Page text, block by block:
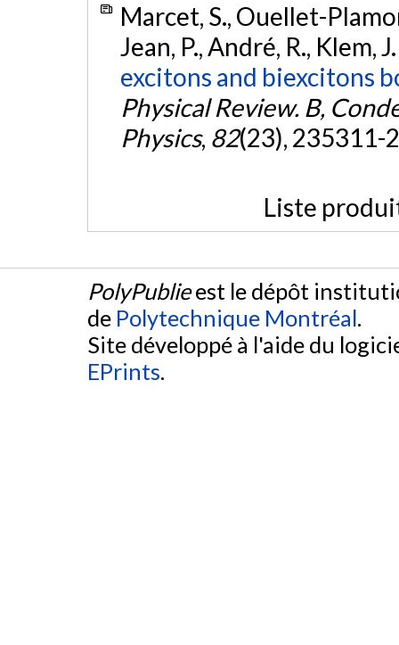
Marcet, S., Ouellet-
Jean, P., André, R., Klem,
excitons and biexcitons
Physical Review. B,
Physics, 82(23), 235311-
Liste
PolyPublieest le dépôt
de Polytechnique Montréal.
Site développé à l'aide du
EPrints.